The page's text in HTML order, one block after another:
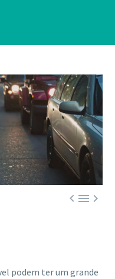

podem ter um grande